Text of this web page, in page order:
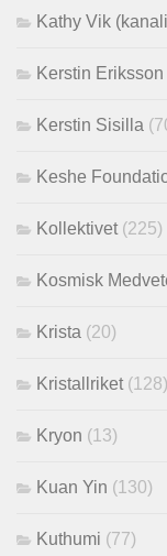
Kathy Vik
Kerstin Eriksson
Kerstin Sisilla
Keshe
Kollektivet (225)
Kosmisk
Krista (20)
Kristallriket (128)
Kryon (13)
Kuan Yin (130)
Kuthumi (77)